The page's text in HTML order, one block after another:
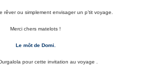
rêver ou simplement envisager un p’tit voyage.
Merci chers matelots !
Le môt de Domi.
pour cette invitation au voyage .